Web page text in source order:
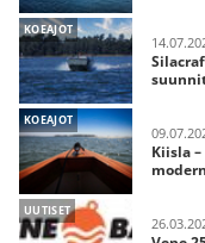
KOEAJOT
KOEAJOT
Kiisla
UUTISET